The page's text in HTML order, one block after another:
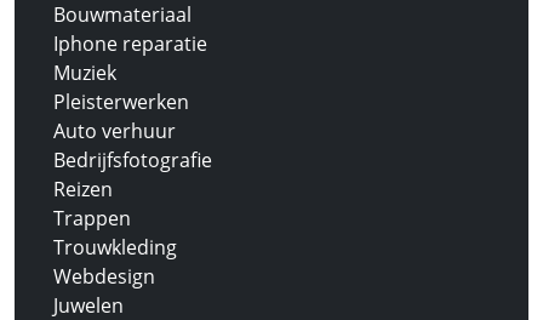
Bouwmateriaal
Iphone reparatie
Muziek
Pleisterwerken
Auto verhuur
Bedrijfsfotografie
Reizen
Trappen
Trouwkleding
Webdesign
Juwelen